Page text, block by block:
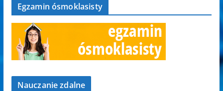
Egzamin ósmoklasisty
Nauczanie zdalne